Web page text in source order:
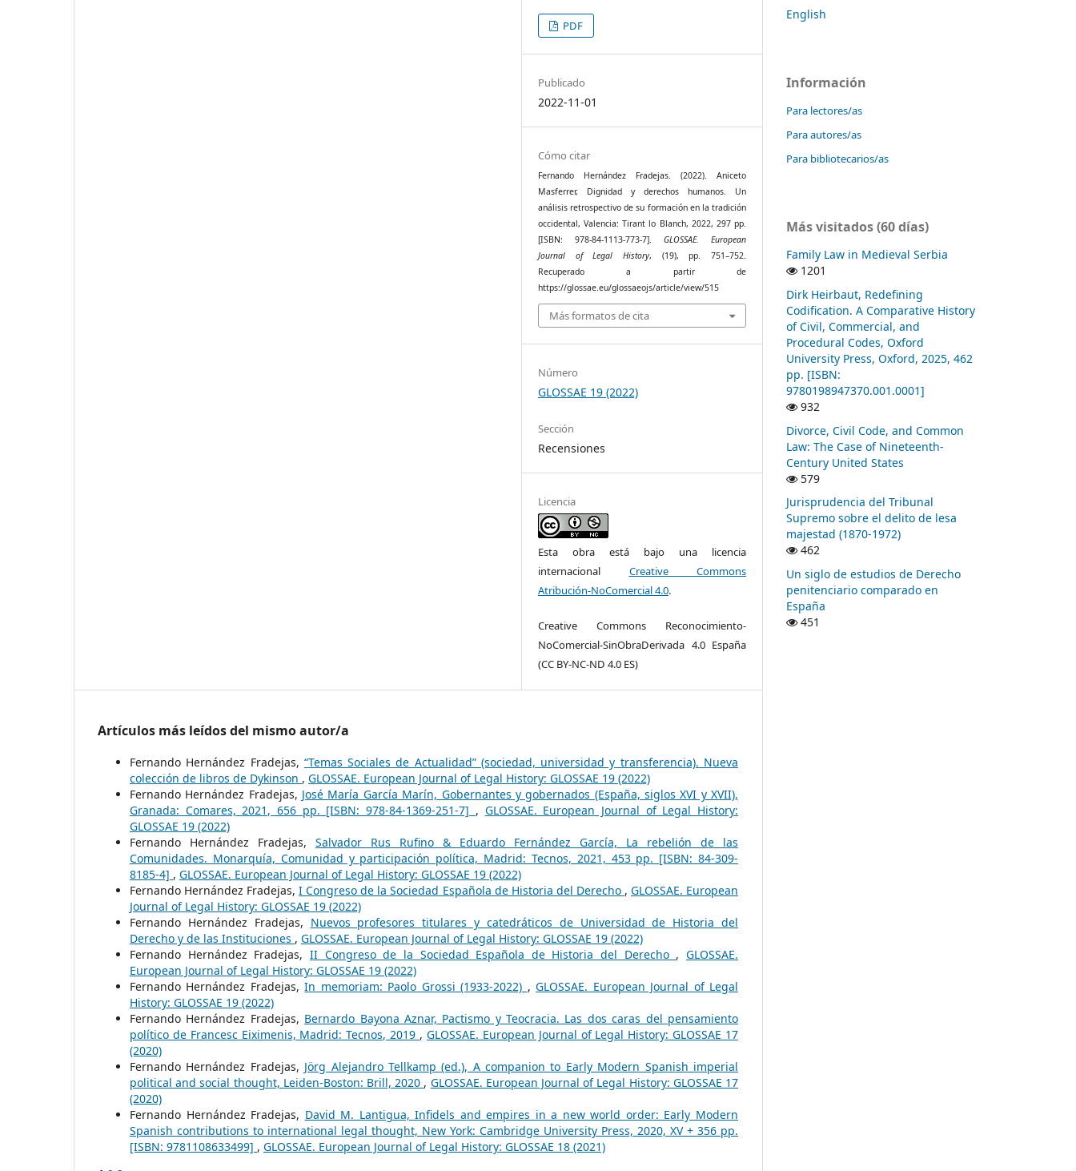
PDF
Publicado
2022-11-01
Cómo citar
Fernando Hernández Fradejas. (2022). Aniceto
Masferrer, Dignidad y derechos humanos. Un
análisis retrospectivo de su formación en la tradición
occidental, Valencia: Tirant lo Blanch, 2022, 297 pp.
[ISBN: 978-84-1113-773-7]. GLOSSAE. European
Journal of Legal History, (19), pp. 751–752.
Recuperado a partir de
https://glossae.eu/glossaeojs/article/view/515
Más formatos de cita
Número
GLOSSAE 19 (2022)
Sección
Recensiones
Licencia
Esta obra está bajo una licencia
internacional Creative Commons
Atribución-NoComercial 4.0.
Creative Commons Reconocimiento-
NoComercial-SinObraDerivada 4.0 España
(CC BY-NC-ND 4.0 ES)
Artículos más leídos del mismo autor/a
Fernando Hernández Fradejas, “Temas Sociales de Actualidad” (sociedad, universidad y transferencia). Nueva
colección de libros de Dykinson , GLOSSAE. European Journal of Legal History: GLOSSAE 19 (2022)
Fernando Hernández Fradejas, José María García Marín, Gobernantes y gobernados (España, siglos XVI y XVII),
Granada: Comares, 2021, 656 pp. [ISBN: 978-84-1369-251-7] , GLOSSAE. European Journal of Legal History:
GLOSSAE 19 (2022)
Fernando Hernández Fradejas, Salvador Rus Rufino & Eduardo Fernández García, La rebelión de las
Comunidades. Monarquía, Comunidad y participación política, Madrid: Tecnos, 2021, 453 pp. [ISBN: 84-309-
8185-4] , GLOSSAE. European Journal of Legal History: GLOSSAE 19 (2022)
Fernando Hernández Fradejas,I Congreso de la Sociedad Española de Historia del Derecho , GLOSSAE. European
Journal of Legal History: GLOSSAE 19 (2022)
Fernando Hernández Fradejas, Nuevos profesores titulares y catedráticos de Universidad de Historia del
Derecho y de las Instituciones , GLOSSAE. European Journal of Legal History: GLOSSAE 19 (2022)
Fernando Hernández Fradejas, II Congreso de la Sociedad Española de Historia del Derecho ,GLOSSAE.
European Journal of Legal History: GLOSSAE 19 (2022)
Fernando Hernández Fradejas,In memoriam: Paolo Grossi (1933-2022) ,GLOSSAE. European Journal of Legal
History: GLOSSAE 19 (2022)
Fernando Hernández Fradejas, Bernardo Bayona Aznar, Pactismo y Teocracia. Las dos caras del pensamiento
político de Francesc Eiximenis, Madrid: Tecnos, 2019 , GLOSSAE. European Journal of Legal History: GLOSSAE 17
(2020)
Fernando Hernández Fradejas, Jörg Alejandro Tellkamp (ed.), A companion to Early Modern Spanish imperial
political and social thought, Leiden-Boston: Brill, 2020 , GLOSSAE. European Journal of Legal History: GLOSSAE 17
(2020)
Fernando Hernández Fradejas, David M. Lantigua, Infidels and empires in a new world order: Early Modern
Spanish contributions to international legal thought, New York: Cambridge University Press, 2020, XV + 356 pp.
[ISBN: 9781108633499] , GLOSSAE. European Journal of Legal History: GLOSSAE 18 (2021)
English
Información
Para lectores/as
Para autores/as
Para bibliotecarios/as
Más visitados (60 días)
Family Law in Medieval Serbia
1201
Dirk Heirbaut, Redefining
Codification. A Comparative History
of Civil, Commercial, and
Procedural Codes, Oxford
University Press, Oxford, 2025, 462
pp. [ISBN:
9780198947370.001.0001]
932
Divorce, Civil Code, and Common
Law: The Case of Nineteenth-
Century United States
579
Jurisprudencia del Tribunal
Supremo sobre el delito de lesa
majestad (1870-1972)
462
Un siglo de estudios de Derecho
penitenciario comparado en
España
451